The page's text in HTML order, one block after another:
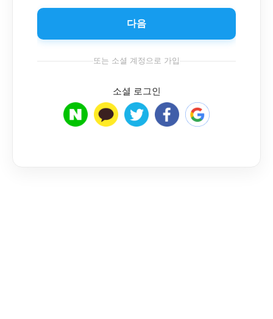
다음
또는 소셜 계정으로 가입
소셜 로그인